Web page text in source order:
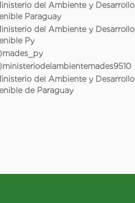
del Ambiente y Desarrollo
Paraguay
del Ambiente y Desarrollo
Py
del Ambiente y Desarrollo
de Paraguay